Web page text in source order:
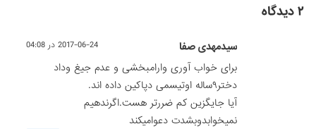
۲ دیدگاه
سیدمهدی صفا 2017-06-24 در 04:08
برای خواب آوری وارامبخشی و عدم جیغ وداد
دختر۹ساله اوتیسمی دپاکین داده اند.
آیا جایگزین کم ضررتر هست.اگرندهیم
نمیخوابدوبشدت دعوامیکند